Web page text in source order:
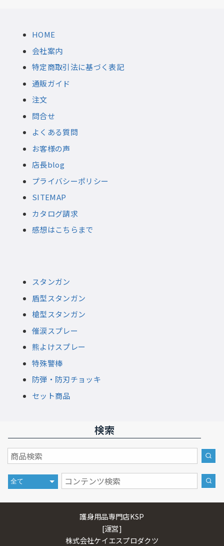
HOME
会社案内
特定商取引法に基づく表記
通販ガイド
注文
問合せ
よくある質問
お客様の声
店長blog
プライバシーポリシー
SITEMAP
カタログ請求
感想はこちらまで
スタンガン
盾型スタンガン
槍型スタンガン
催涙スプレー
熊よけスプレー
特殊警棒
防弾・防刃チョッキ
セット商品
検索
護身用品専門店KSP
[運営]
株式会社ケイエスプロダクツ